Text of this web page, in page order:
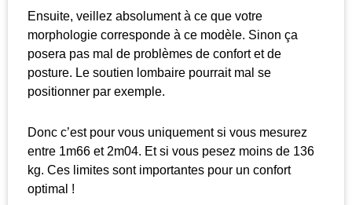
Ensuite, veillez absolument à ce que votre
morphologie corresponde à ce modèle. Sinon ça
posera pas mal de problèmes de confort et de
posture. Le soutien lombaire pourrait mal se
positionner par exemple.
Donc c’est pour vous uniquement si vous mesurez
entre 1m66 et 2m04. Et si vous pesez moins de 136
kg. Ces limites sont importantes pour un confort
optimal !